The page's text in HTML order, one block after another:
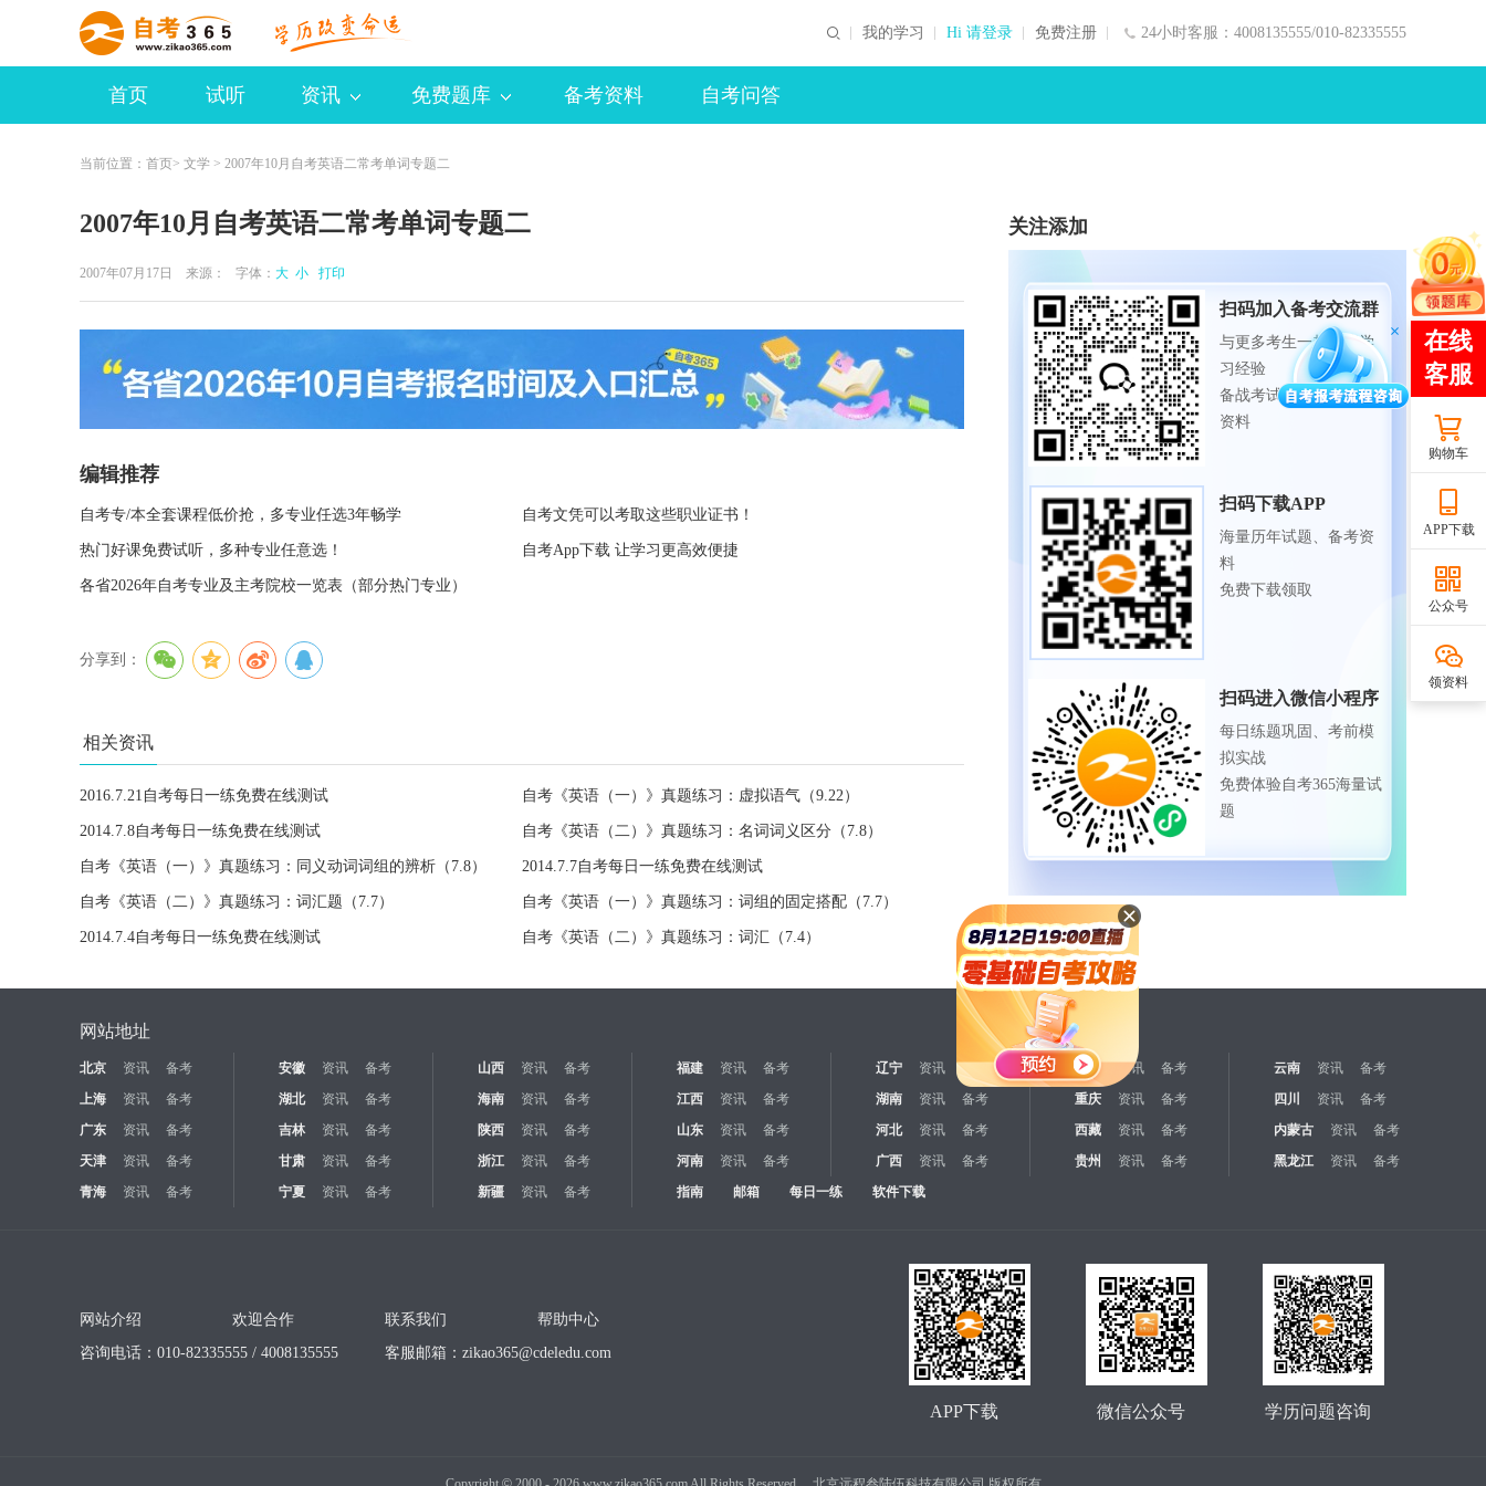
24小时客服：4008135555/010-82335555
我的学习 Hi 请登录 免费注册
首页 试听 资讯 免费题库 备考资料 自考问答
当前位置： 首页> 文学 > 2007年10月自考英语二常考单词专题二
2007年10月自考英语二常考单词专题二
2007年07月17日 来源： 字体： 大 小 打印
编辑推荐
自考专/本全套课程低价抢，多专业任选3年畅学 自考文凭可以考取这些职业证书！
热门好课免费试听，多种专业任意选！ 自考App下载 让学习更高效便捷
各省2026年自考专业及主考院校一览表（部分热门专业）
分享到：
相关资讯
2016.7.21自考每日一练免费在线测试 自考《英语（一）》真题练习：虚拟语气（9.22）
2014.7.8自考每日一练免费在线测试 自考《英语（二）》真题练习：名词词义区分（7.8）
自考《英语（一）》真题练习：同义动词词组的辨析（7.8） 2014.7.7自考每日一练免费在线测试
自考《英语（二）》真题练习：词汇题（7.7） 自考《英语（一）》真题练习：词组的固定搭配（7.7）
2014.7.4自考每日一练免费在线测试 自考《英语（二）》真题练习：词汇（7.4）
关注添加
扫码加入备考交流群
与更多考生一起交流学
习经验
备战考试，获取试题及
资料
扫码下载APP
海量历年试题、备考资
料
免费下载领取
扫码进入微信小程序
每日练题巩固、考前模
拟实战
免费体验自考365海量试
题
购物车
APP下载
公众号
领资料
网站地址
北京 资讯 备考 安徽 资讯 备考 山西 资讯 备考 福建 资讯 备考 辽宁 资讯 备考 江苏 资讯 备考 云南 资讯
备考
上海
资讯 备考 湖北 资讯 备考 海南 资讯 备考 江西 资讯 备考 湖南 资讯 备考 重庆 资讯 备考 四川 资讯
备考
广东
资讯 备考 吉林 资讯 备考 陕西 资讯 备考 山东 资讯 备考 河北 资讯 备考 西藏 资讯 备考 内蒙古 资讯
备考
天津
资讯 备考 甘肃 资讯 备考 浙江 资讯 备考 河南 资讯 备考 广西 资讯 备考 贵州 资讯 备考 黑龙江 资讯
备考
青海
资讯 备考 宁夏 资讯 备考 新疆 资讯 备考 指南 邮箱 每日一练 软件下载
网站介绍 欢迎合作 联系我们
帮助中心
咨询电话：010-82335555 / 4008135555
客服邮箱： zikao365@cdeledu.com
学历问题咨询
微信公众号
APP下载